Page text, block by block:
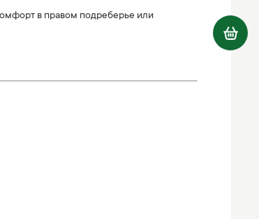
в правом подреберье или